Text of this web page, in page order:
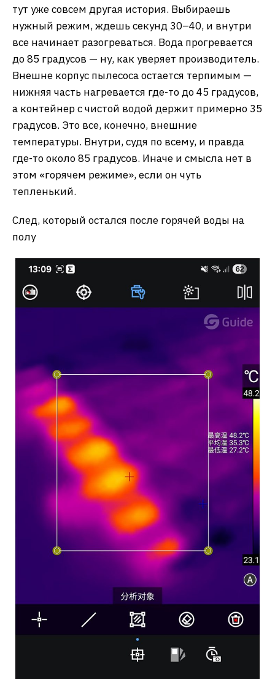
тут уже совсем другая история. Выбираешь
нужный режим, ждешь секунд 30–40, и внутри
все начинает разогреваться. Вода прогревается
до 85 градусов — ну, как уверяет производитель.
Внешне корпус пылесоса остается терпимым —
нижняя часть нагревается где-то до 45 градусов,
а контейнер с чистой водой держит примерно 35
градусов. Это все, конечно, внешние
температуры. Внутри, судя по всему, и правда
где-то около 85 градусов. Иначе и смысла нет в
этом «горячем режиме», если он чуть
тепленький.
След, который остался после горячей воды на
полу